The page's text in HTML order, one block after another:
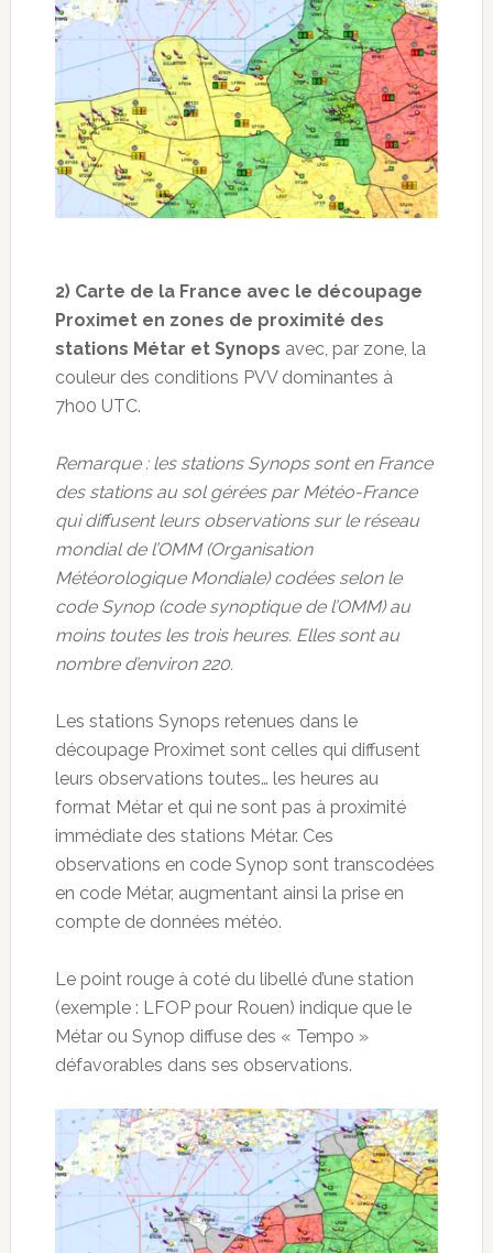
2) Carte de la France avec le découpage
Proximet en zones de proximité des
stations Métar et Synops avec, par zone, la
couleur des conditions PVV dominantes à
7h00 UTC.
Remarque : les stations Synops sont en France
des stations au sol gérées par Météo-France
qui diffusent leurs observations sur le réseau
mondial de l’OMM (Organisation
Météorologique Mondiale) codées selon le
code Synop (code synoptique de l’OMM) au
moins toutes les trois heures. Elles sont au
nombre d’environ 220.
Les stations Synops retenues dans le
découpage Proximet sont celles qui diffusent
leurs observations toutes… les heures au
format Métar et qui ne sont pas à proximité
immédiate des stations Métar. Ces
observations en code Synop sont transcodées
en code Métar, augmentant ainsi la prise en
compte de données météo.
Le point rouge à coté du libellé d’une station
(exemple : LFOP pour Rouen) indique que le
Métar ou Synop diffuse des « Tempo »
défavorables dans ses observations.